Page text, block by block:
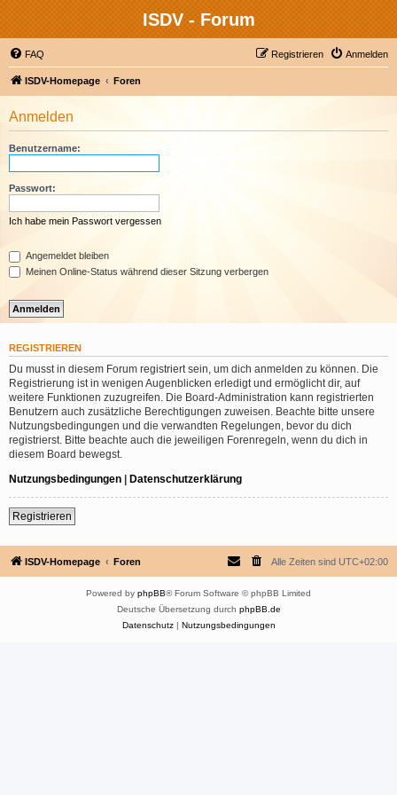
ISDV - Forum
FAQ Anmelden
Registrieren
ISDV-Homepage Foren
Anmelden
Benutzername:
Passwort:
Ich habe mein Passwort vergessen
Angemeldet bleiben
Meinen Online-Status während dieser Sitzung verbergen
REGISTRIEREN
Du musst in diesem Forum registriert sein, um dich anmelden zu können. Die
Registrierung ist in wenigen Augenblicken erledigt und ermöglicht dir, auf
weitere Funktionen zuzugreifen. Die Board-Administration kann registrierten
Benutzern auch zusätzliche Berechtigungen zuweisen. Beachte bitte unsere
Nutzungsbedingungen und die verwandten Regelungen, bevor du dich
registrierst. Bitte beachte auch die jeweiligen Forenregeln, wenn du dich in
diesem Board bewegst.
Nutzungsbedingungen | Datenschutzerklärung
Registrieren
ISDV-Homepage Foren Alle Zeiten sind UTC+02:00
Powered by phpBB® Forum Software © phpBB Limited
Deutsche Übersetzung durch phpBB.de
Datenschutz| Nutzungsbedingungen